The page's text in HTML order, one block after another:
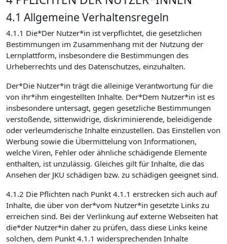
4.1 Allgemeine Verhaltensregeln
4.1.1 Die*Der Nutzer*in ist verpflichtet, die gesetzlichen
Bestimmungen im Zusammenhang mit der Nutzung der
Lernplattform, insbesondere die Bestimmungen des
Urheberrechts und des Datenschutzes, einzuhalten.
Der*Die Nutzer*in trägt die alleinige Verantwortung für die
von ihr*ihm eingestellten Inhalte. Der*Dem Nutzer*in ist es
insbesondere untersagt, gegen gesetzliche Bestimmungen
verstoßende, sittenwidrige, diskriminierende, beleidigende
oder verleumderische Inhalte einzustellen. Das Einstellen von
Werbung sowie die Übermittelung von Informationen,
welche Viren, Fehler oder ähnliche schädigende Elemente
enthalten, ist unzulässig. Gleiches gilt für Inhalte, die das
Ansehen der JKU schädigen bzw. zu schädigen geeignet sind.
4.1.2 Die Pflichten nach Punkt 4.1.1 erstrecken sich auch auf
Inhalte, die über von der*vom Nutzer*in gesetzte Links zu
erreichen sind. Bei der Verlinkung auf externe Webseiten hat
die*der Nutzer*in daher zu prüfen, dass diese Links keine
solchen, dem Punkt 4.1.1 widersprechenden Inhalte